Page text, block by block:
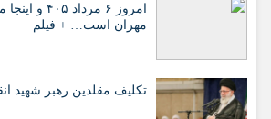
امروز ۶ مرداد
مهران است… + فیلم
تکلیف مقلدین رهبر شهید